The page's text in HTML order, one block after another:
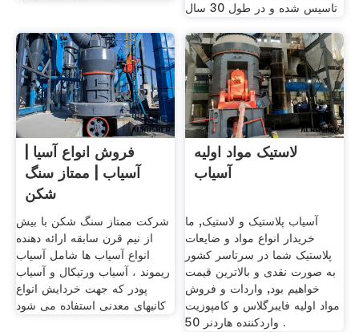
تاسیس شده و در طول 30 سال
فروش انواع آسیا |
آسیاب | ممتاز سنگ
شکن
شرکت ممتاز سنگ شکن با بیش
از نیم قرن سابقه ارائه دهنده
انواع آسیاب ها شامل آسیاب
ریموند ، آسیاب ورتیکال و آسیاب
پودر که جهت خردایش انواع
کانیهای معدنی استفاده می شود
لاستیک مواد اولیه
آسیاب
آسیاب پلاستیک و لاستیک, ما
خریدار انواع مواد و ضایعات
پلاستیک شما در سرتاسر کشور
به صورت نقدی و بالاترین قیمت
خواهیم بود, واردات و فروش
مواد اولیه فایبرگلاس و کامپوزیت
واردکننده هاردنر 50 .